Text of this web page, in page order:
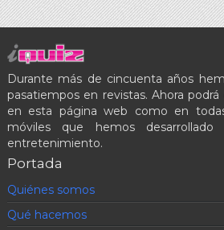
Durante más de cincuenta años
pasatiempos en revistas. Ahora
en esta página web como en
móviles que hemos
entretenimiento.
Portada
Quiénes somos
Qué hacemos